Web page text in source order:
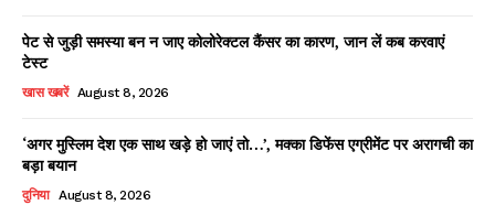
पेट से जुड़ी समस्या बन न जाए कोलोरेक्टल कैंसर का कारण, जान लें कब करवाएं
टेस्ट
खास खबरें August 8, 2026
‘अगर मुस्लिम देश एक साथ खड़े हो जाएं तो…’, मक्का डिफेंस एग्रीमेंट पर अरागची का
बड़ा बयान
दुनिया August 8, 2026